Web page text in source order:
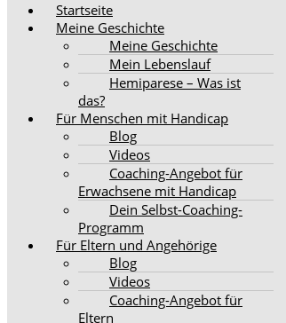
Startseite
Meine Geschichte
Meine Geschichte
Mein Lebenslauf
Hemiparese – Was ist
das?
Für Menschen mit Handicap
Blog
Videos
Coaching-Angebot für
Erwachsene mit Handicap
Dein Selbst-Coaching-
Programm
Für Eltern und Angehörige
Blog
Videos
Coaching-Angebot für
Eltern